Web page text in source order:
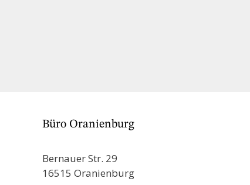
Büro Oranienburg
Bernauer Str. 29
16515 Oranienburg